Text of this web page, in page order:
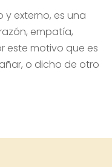
externo, es una
empatía,
este motivo que es
o dicho de otro